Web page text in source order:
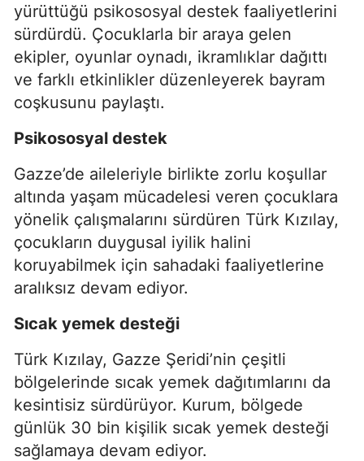
yürüttüğü psikososyal destek faaliyetlerini
sürdürdü. Çocuklarla bir araya gelen
ekipler, oyunlar oynadı, ikramlıklar dağıttı
ve farklı etkinlikler düzenleyerek bayram
coşkusunu paylaştı.
Psikososyal destek
Gazze’de aileleriyle birlikte zorlu koşullar
altında yaşam mücadelesi veren çocuklara
yönelik çalışmalarını sürdüren Türk Kızılay,
çocukların duygusal iyilik halini
koruyabilmek için sahadaki faaliyetlerine
aralıksız devam ediyor.
Sıcak yemek desteği
Türk Kızılay, Gazze Şeridi’nin çeşitli
bölgelerinde sıcak yemek dağıtımlarını da
kesintisiz sürdürüyor. Kurum, bölgede
günlük 30 bin kişilik sıcak yemek desteği
sağlamaya devam ediyor.